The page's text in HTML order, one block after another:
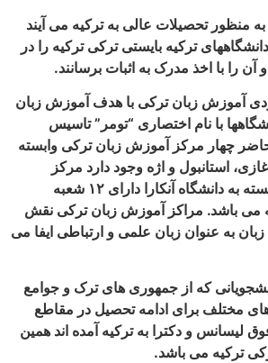
عالی به ترکیه می آیند
بایستی ترکی ترکیه را در
به اثبات برسانند.
ترکی با هدف آموزش زبان
“تومر” تاسیس
زبان ترکی وابسته
اژه وجود دارد مرکز
آموزش زبان ترکی وابسته به دانشگاه آنکارا دارای ۱۲ شعبه
آموزش زبان ترکی نقش
علمی و ارتباطی ایفا می
های ترک و جوامع
تحصیل در مقاطع
به ترکیه آمده اند همین